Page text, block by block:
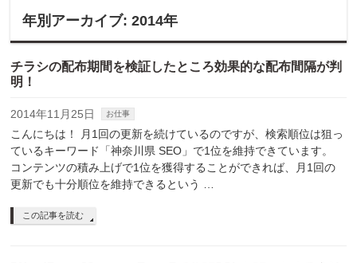
年別アーカイブ: 2014年
チラシの配布期間を検証したところ効果的な配布間隔が判
明！
2014年11月25日 お仕事
こんにちは！ 月1回の更新を続けているのですが、検索順位は狙っ
ているキーワード「神奈川県 SEO」で1位を維持できています。
コンテンツの積み上げで1位を獲得することができれば、月1回の
更新でも十分順位を維持できるという …
この記事を読む